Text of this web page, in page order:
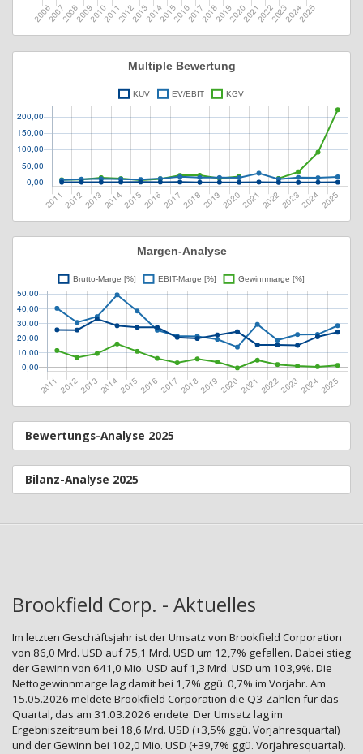
Bewertungs-Analyse 2025
Bilanz-Analyse 2025
Brookfield Corp. - Aktuelles
Im letzten Geschäftsjahr ist der Umsatz von Brookfield Corporation
von 86,0 Mrd. USD auf 75,1 Mrd. USD um 12,7% gefallen. Dabei stieg
der Gewinn von 641,0 Mio. USD auf 1,3 Mrd. USD um 103,9%. Die
Nettogewinnmarge lag damit bei 1,7% ggü. 0,7% im Vorjahr. Am
15.05.2026 meldete Brookfield Corporation die Q3-Zahlen für das
Quartal, das am 31.03.2026 endete. Der Umsatz lag im
Ergebniszeitraum bei 18,6 Mrd. USD (+3,5% ggü. Vorjahresquartal)
und der Gewinn bei 102,0 Mio. USD (+39,7% ggü. Vorjahresquartal).